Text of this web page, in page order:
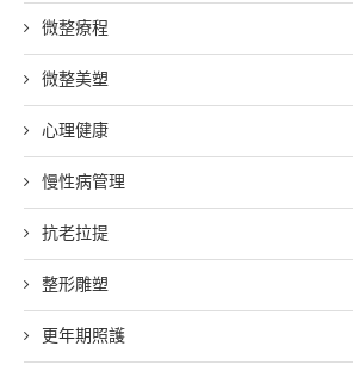
微整療程
微整美塑
心理健康
慢性病管理
抗老拉提
整形雕塑
更年期照護